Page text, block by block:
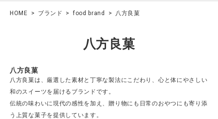
ACCOUNT MENU
ようこそ ゲスト 様
HOME ブランド food brand 八方良菓
八方良菓
八方良菓
八方良菓は、厳選した素材と丁寧な製法にこだわり、心と体にやさしい
和のスイーツを届けるブランドです。
伝統の味わいに現代の感性を加え、贈り物にも日常のおやつにも寄り添
う上質な菓子を提供しています。